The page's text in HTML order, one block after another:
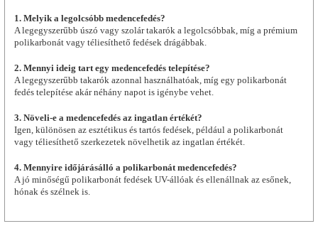
1. Melyik a legolcsóbb medencefedés?
A legegyszerűbb úszó vagy szolár takarók a legolcsóbbak, míg a prémium
polikarbonát vagy téliesíthető fedések drágábbak.
2. Mennyi ideig tart egy medencefedés telepítése?
A legegyszerűbb takarók azonnal használhatóak, míg egy polikarbonát
fedés telepítése akár néhány napot is igénybe vehet.
3. Növeli-e a medencefedés az ingatlan értékét?
Igen, különösen az esztétikus és tartós fedések, például a polikarbonát
vagy téliesíthető szerkezetek növelhetik az ingatlan értékét.
4. Mennyire időjárásálló a polikarbonát medencefedés?
A jó minőségű polikarbonát fedések UV-állóak és ellenállnak az esőnek,
hónak és szélnek is.